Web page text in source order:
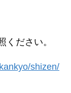
ください。
shizen/